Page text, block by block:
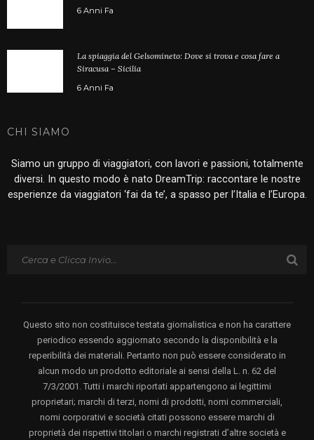
6 Anni Fa
La spiaggia del Gelsomineto: Dove si trova e cosa fare a
Siracusa – Sicilia
6 Anni Fa
CHI SIAMO
Siamo un gruppo di viaggiatori, con lavori e passioni, totalmente
diversi. In questo modo è nato DreamTrip: raccontare le nostre
esperienze da viaggiatori ‘fai da te’, a spasso per l’Italia e l’Europa.
Questo sito non costituisce testata giornalistica e non ha carattere
periodico essendo aggiornato secondo la disponibilità e la
reperibilità dei materiali. Pertanto non può essere considerato in
alcun modo un prodotto editoriale ai sensi della L. n. 62 del
7/3/2001. Tutti i marchi riportati appartengono ai legittimi
proprietari; marchi di terzi, nomi di prodotti, nomi commerciali,
nomi corporativi e società citati possono essere marchi di
proprietà dei rispettivi titolari o marchi registrati d’altre società e